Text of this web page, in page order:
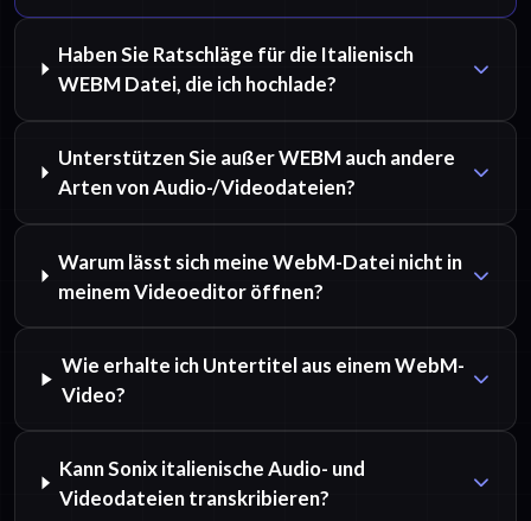
Haben Sie Ratschläge für die Italienisch
WEBM Datei, die ich hochlade?
Unterstützen Sie außer WEBM auch andere
Arten von Audio-/Videodateien?
Warum lässt sich meine WebM-Datei nicht in
meinem Videoeditor öffnen?
Wie erhalte ich Untertitel aus einem WebM-
Video?
Kann Sonix italienische Audio- und
Videodateien transkribieren?